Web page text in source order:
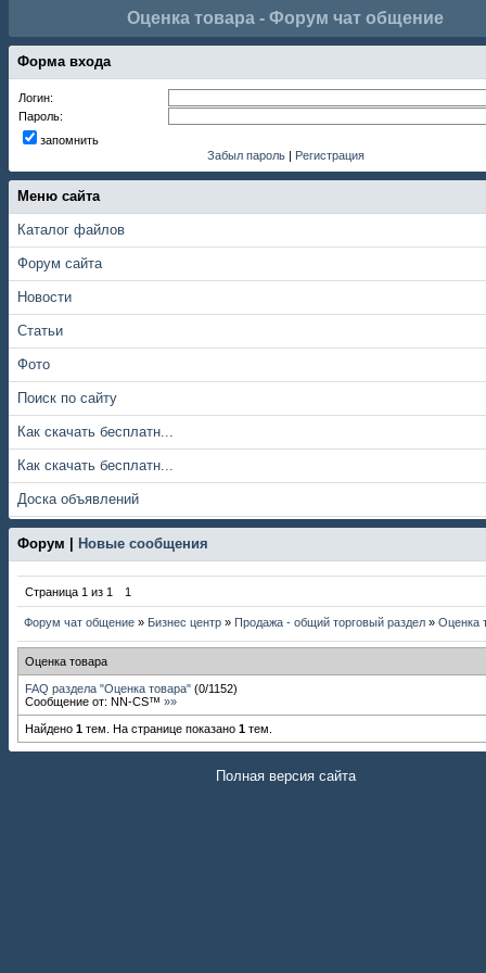
Оценка товара - Форум чат общение
Форма входа
Логин:
Пароль:
запомнить
Забыл пароль | Регистрация
Меню сайта
Каталог файлов
Форум сайта
Новости
Статьи
Фото
Поиск по сайту
Как скачать бесплатн...
Как скачать бесплатн...
Доска объявлений
Форум | Новые сообщения
Страница 1 из 1 1
Форум чат общение » Бизнес центр » Продажа - общий торговый раздел » Оценка
Оценка товара
FAQ раздела "Оценка товара" (0/1152)
Сообщение от: NN-CS™ »»
Найдено 1 тем. На странице показано 1 тем.
Полная версия сайта